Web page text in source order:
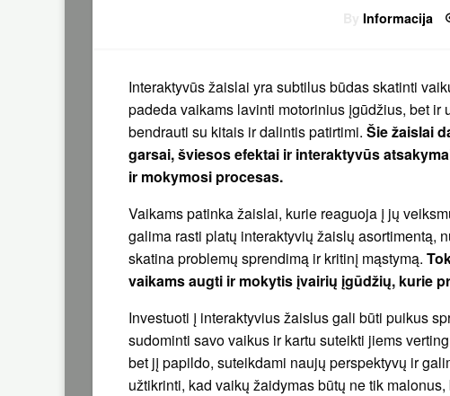
Informacija
Interaktyvūs žaislai yra subtilus būdas skatinti
padeda vaikams lavinti motorinius įgūdžius, bet
bendrauti su kitais ir dalintis patirtimi. Šie žaislai
garsai, šviesos efektai ir interaktyvūs
ir mokymosi procesas.
Vaikams patinka žaislai, kurie reaguoja į jų
galima rasti platų interaktyvių žaislų asortimentą,
skatina problemų sprendimą ir kritinį mąstymą.
vaikams augti ir mokytis įvairių įgūdžių, kurie
Investuoti į interaktyvius žaislus gali būti puikus
sudominti savo vaikus ir kartu suteikti jiems
bet jį papildo, suteikdami naujų perspektyvų ir
užtikrinti, kad vaikų žaidymas būtų ne tik